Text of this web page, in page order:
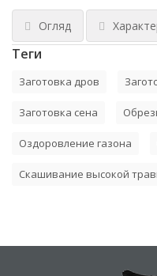
Огляд
Теги
Заготовка дров
Заготовка сена
Оздоровление газона
Скашивание высокой